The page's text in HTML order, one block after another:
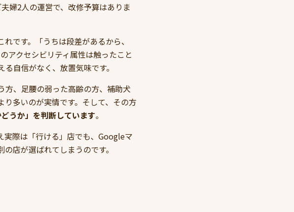
婦2人の運営で、改修予算はありま
です。「うちは段差があるから、
アクセシビリティ属性は触ったこと
自信がなく、放置気味です。
方、足腰の弱った高齢の方、補助犬
多いのが実情です。そして、その方
うか」を判断しています。
実際は「行ける」店でも、Googleマ
店が選ばれてしまうのです。